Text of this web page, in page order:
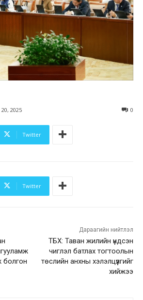
20, 2025 0
Twitter
Twitter
болгон
Дараагийн нийтлэл
ТБХ: Таван жилийн үндсэн
чиглэл батлах тогтоолын
төслийн анхны хэлэлцүүлгийг
хийжээ